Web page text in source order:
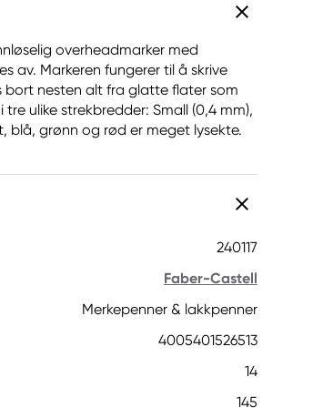
overheadmarker med
av. Markeren fungerer til å skrive
bort nesten alt fra glatte flater som
ulike strekbredder: Small (0,4 mm),
blå, grønn og rød er meget lysekte.
240117
Faber-Castell
Merkepenner & lakkpenner
4005401526513
14
145